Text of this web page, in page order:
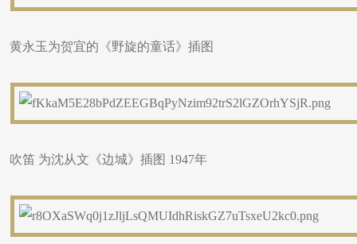
黄永玉为贺宜的《野旋的童话》插图
吹笛 为沈从文《边城》插图 1947年